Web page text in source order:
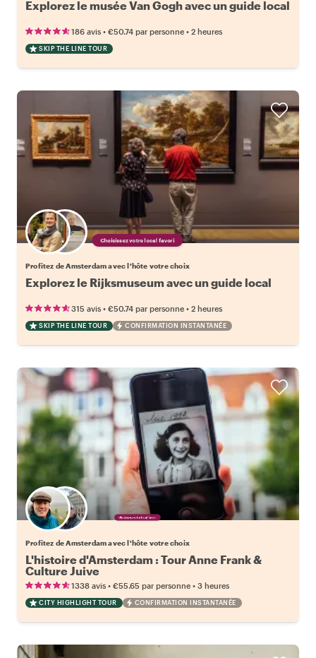
Explorez le musée Van Gogh avec un guide local
186 avis • €50.74 par personne • 2 heures
SKIP THE LINE TOUR
Choisissez votre local favori
Profitez de Amsterdam avec l'hôte votre choix
Explorez le Rijksmuseum avec un guide local
315 avis • €50.74 par personne • 2 heures
SKIP THE LINE TOUR CONFIRMATION INSTANTANÉE
Choisissez votre local favori
Profitez de Amsterdam avec l'hôte votre choix
L'histoire d'Amsterdam : Tour Anne Frank &
Culture Juive
1338 avis • €55.65 par personne • 3 heures
CITY HIGHLIGHT TOUR CONFIRMATION INSTANTANÉE